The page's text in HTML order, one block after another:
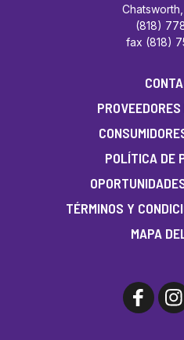
Chatsworth,
(818)
fax (818)
POLÍTICA DE
TÉRMINOS Y
MAPA